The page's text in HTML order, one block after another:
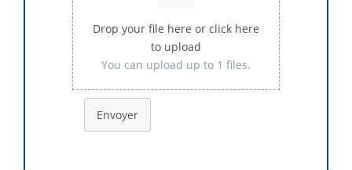
Drop your file here or click here
to upload
You can upload up to 1 files.
Envoyer